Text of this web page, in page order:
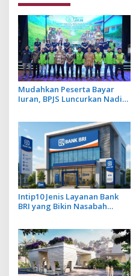
Mudahkan Peserta Bayar
Iuran, BPJS Luncurkan Nadi
Intip10 Jenis Layanan Bank
BRI yang Bikin Nasabah